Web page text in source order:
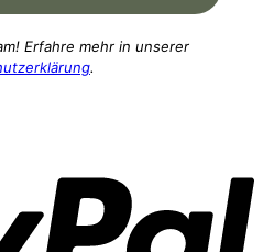
Erfahre mehr in unserer
.